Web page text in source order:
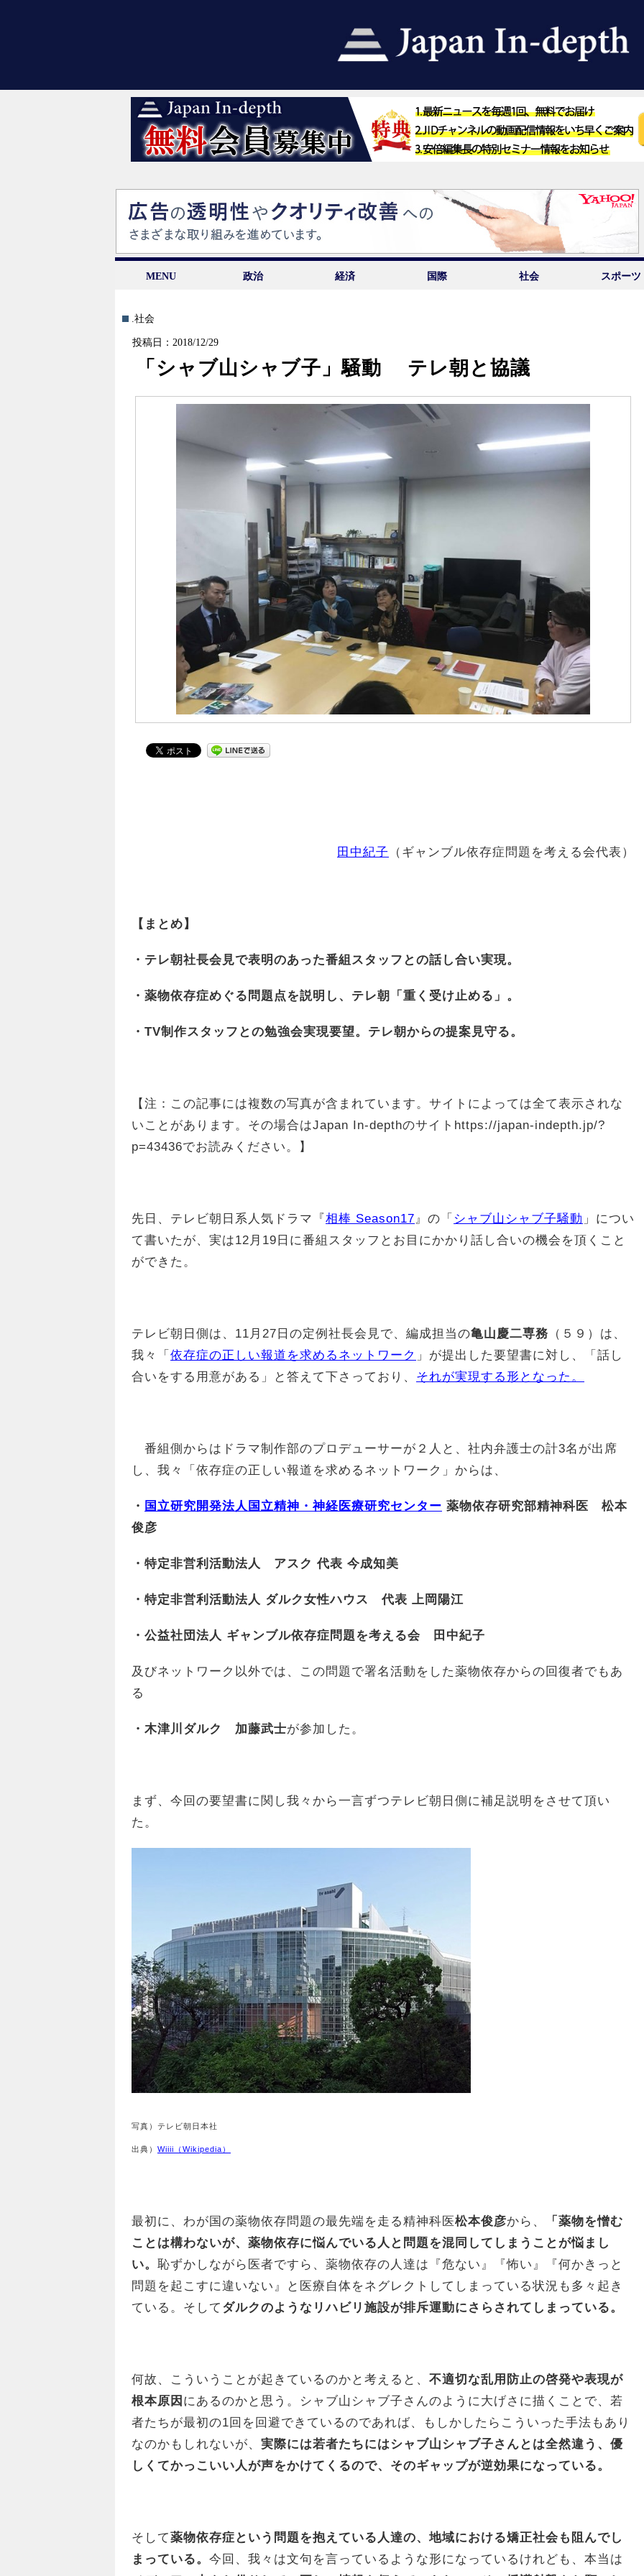
MENU 政治 経済 国際 社会 スポーツ
.社会
投稿日：2018/12/29
「シャブ山シャブ子」騒動 テレ朝と協議
田中紀子 （ギャンブル依存症問題を考える会代表）
【まとめ】
・テレ朝社長会見で表明のあった番組スタッフとの話し合い実現。
・薬物依存症めぐる問題点を説明し、テレ朝「重く受け止める」。
・TV制作スタッフとの勉強会実現要望。テレ朝からの提案見守る。
【注：この記事には複数の写真が含まれています。サイトによっては全て表示されな
いことがあります。その場合はJapan In-depthのサイトhttps://japan-indepth.jp/?
p=43436でお読みください。】
先日、 テレビ朝日系人気ドラマ『相棒 Season17』の「 シャブ山シャブ子騒動 」につい
て書いたが、実は12月19日に番組スタッフとお目にかかり話し合いの機会を頂くこと
ができた。
テレビ朝日側は、11月27日の定例社長会見で、 編成担当の亀山慶二専務 （５９）は、
我々「 依存症の正しい報道を求めるネットワーク 」が提出した要望書に対し、「話し
合いをする用意がある」と答えて下さっており、 それが実現する形となった。
番組側からはドラマ制作部のプロデューサーが２人と、社内弁護士の計3名が出席
し、我々「依存症の正しい報道を求めるネットワーク」からは、
・ 国立研究開発法人国立精神・神経医療研究センター 薬物依存研究部精神科医 松本
俊彦
・特定非営利活動法人 アスク 代表 今成知美
・特定非営利活動法人 ダルク女性ハウス 代表 上岡陽江
・公益社団法人 ギャンブル依存症問題を考える会 田中紀子
及びネットワーク以外では、この問題で署名活動をした薬物依存からの回復者でもあ
る
・木津川ダルク 加藤武士が参加した。
まず、今回の要望書に関し我々から一言ずつテレビ朝日側に補足説明をさせて頂い
た。
写真）テレビ朝日本社
出典） Wiiii（Wikipedia）
最初に、わが国の薬物依存問題の最先端を走る精神科医松本俊彦から、 「 薬物を憎む
ことは構わないが、薬物依存に悩んでいる人と問題を混同してしまうことが悩まし
い。 恥ずかしながら医者ですら、薬物依存の人達は『危ない』『怖い』『何かきっと
問題を起こすに違いない』と医療自体をネグレクトしてしまっている状況も多々起き
ている。そして ダルクのようなリハビリ施設が排斥運動にさらされてしまっている。
何故、こういうことが起きているのかと考えると、 不適切な乱用防止の啓発や表現が
根本原因 にあるのかと思う。シャブ山シャブ子さんのように大げさに描くことで、若
者たちが最初の1回を回避できているのであれば、もしかしたらこういった手法もあり
なのかもしれないが、 実際には若者たちにはシャブ山シャブ子さんとは全然違う、優
しくてかっこいい人が声をかけてくるので、そのギャップが逆効果になっている。
そして薬物依存症という問題を抱えている人達の、地域における矯正社会も阻んでし
まっている。 今回、我々は文句を言っているような形になっているけれども、本当は